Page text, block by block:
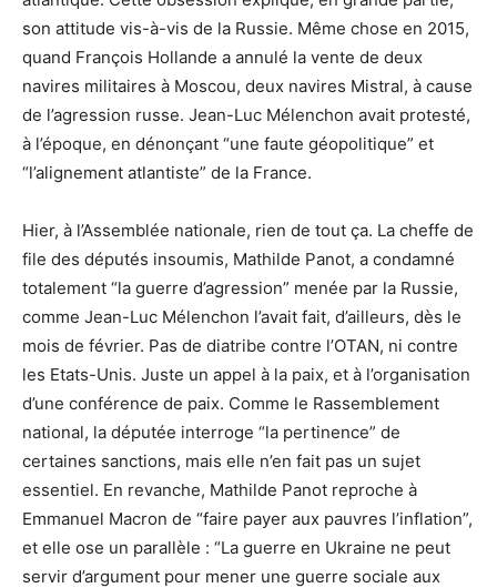
son attitude vis-à-vis de la Russie. Même chose en 2015,
quand François Hollande a annulé la vente de deux
navires militaires à Moscou, deux navires Mistral, à cause
de l’agression russe. Jean-Luc Mélenchon avait protesté,
à l’époque, en dénonçant “une faute géopolitique” et
“l’alignement atlantiste” de la France.
Hier, à l’Assemblée nationale, rien de tout ça. La cheffe de
file des députés insoumis, Mathilde Panot, a condamné
totalement “la guerre d’agression” menée par la Russie,
comme Jean-Luc Mélenchon l’avait fait, d’ailleurs, dès le
mois de février. Pas de diatribe contre l’OTAN, ni contre
les Etats-Unis. Juste un appel à la paix, et à l’organisation
d’une conférence de paix. Comme le Rassemblement
national, la députée interroge “la pertinence” de
certaines sanctions, mais elle n’en fait pas un sujet
essentiel. En revanche, Mathilde Panot reproche à
Emmanuel Macron de “faire payer aux pauvres l’inflation”,
et elle ose un parallèle : “La guerre en Ukraine ne peut
servir d’argument pour mener une guerre sociale aux